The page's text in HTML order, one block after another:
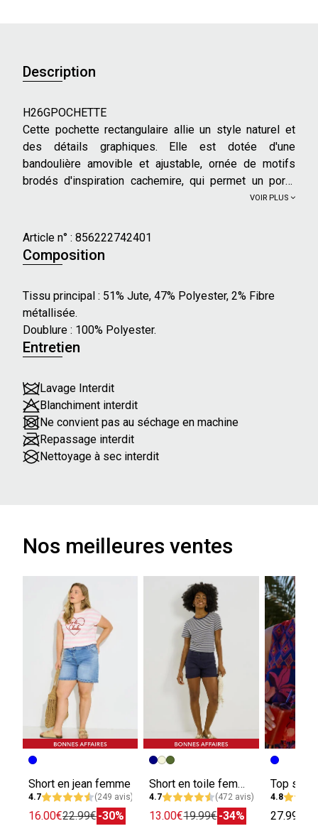
Description
H26GPOCHETTE
Cette pochette rectangulaire allie un style naturel et
des détails graphiques. Elle est dotée d'une
bandoulière amovible et ajustable, ornée de motifs
brodés d'inspiration cachemire, qui permet un porté
Caractéristiques principales :
- Dimensions : L : 25 cm - H : 16 cm - P : 1 cm
- Aspect brillant
- Fermeture zippée
VOIR PLUS
Article n° : 856222742401
Composition
Tissu principal : 51% Jute, 47% Polyester, 2% Fibre
métallisée.
Doublure : 100% Polyester.
Entretien
Lavage Interdit
Blanchiment interdit
Ne convient pas au séchage en machine
Repassage interdit
Nettoyage à sec interdit
Nos meilleures ventes
Short en jean femme
4.7 (249 avis)
16.00€22.99€-30%
Short en toile femme
4.7 (472 avis)
13.00€19.99€-34%
4.8
27.99€